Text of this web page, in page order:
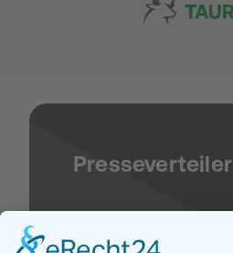
Presseverteiler